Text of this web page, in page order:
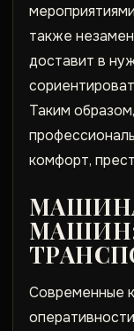
также
доставит в
Таким
комфорт,
МАШИН
Современные